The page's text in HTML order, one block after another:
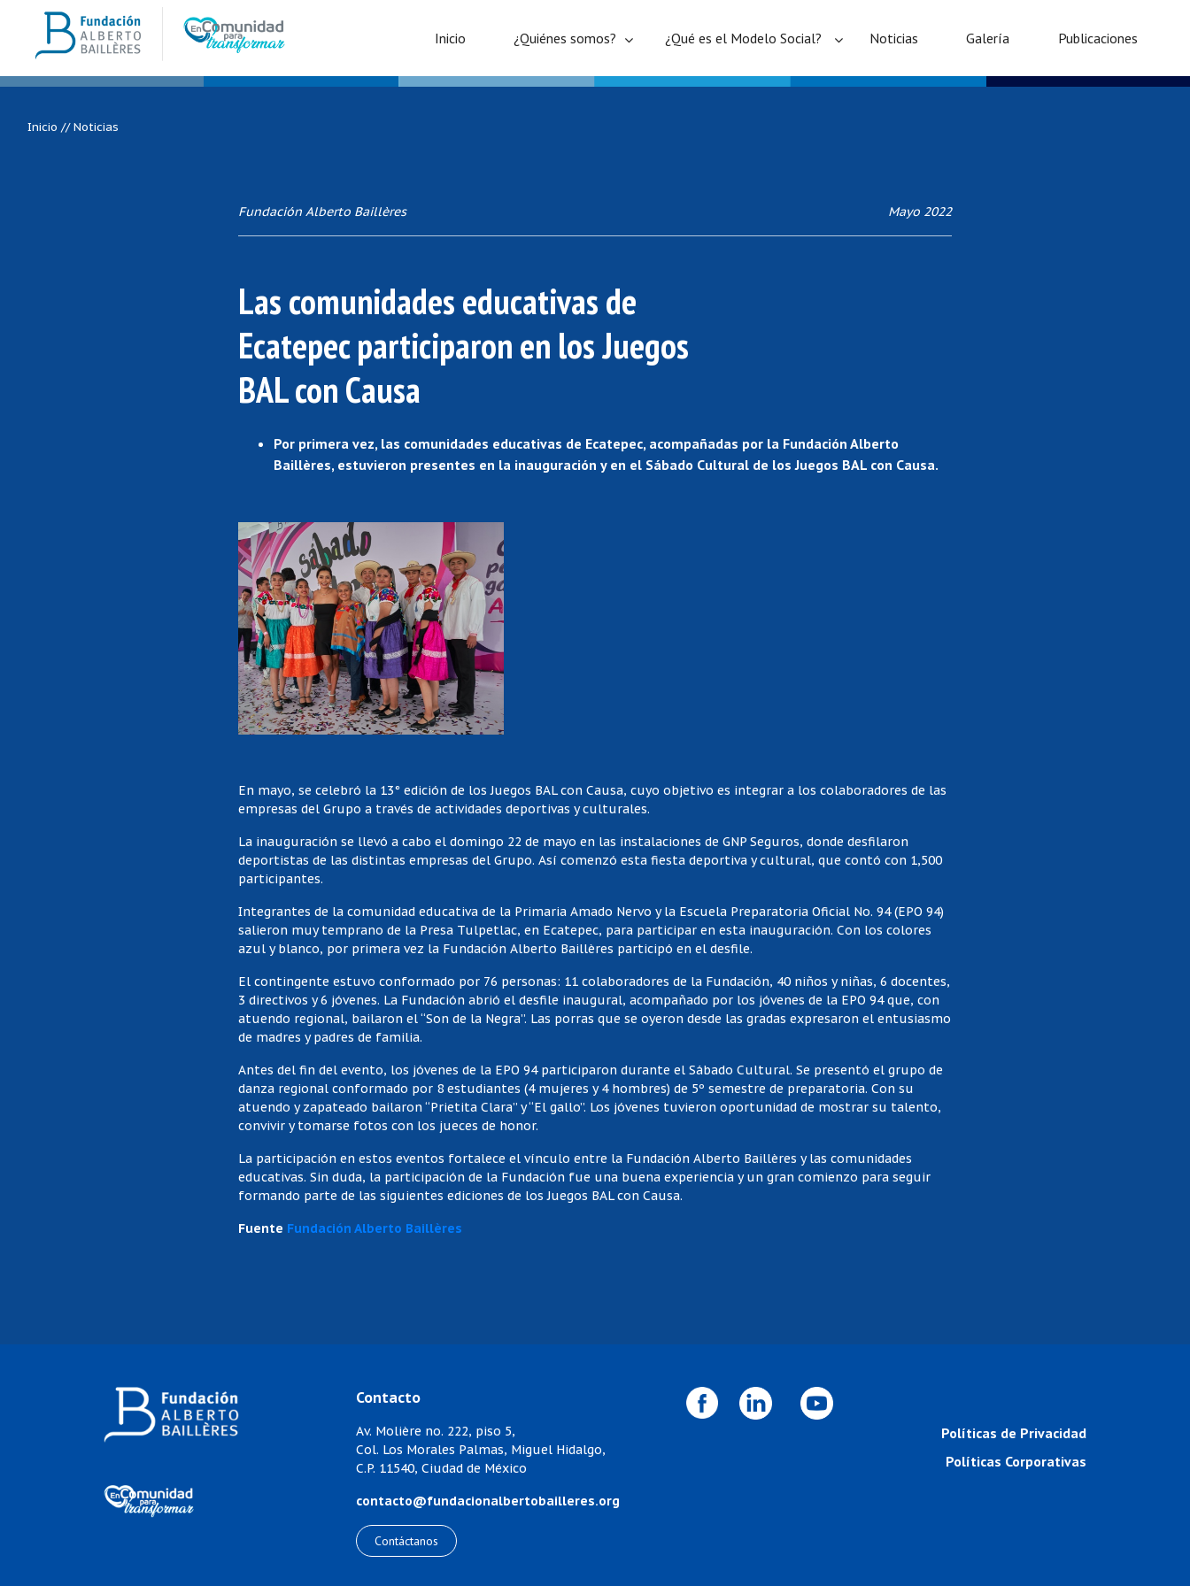
Inicio ¿Quiénes somos? ¿Qué es el Modelo Social? Noticias Galería Publicaciones
Inicio //Noticias
Fundación Alberto Baillères Mayo 2022
Las comunidades educativas de
Ecatepec participaron en los Juegos
BAL con Causa
Por primera vez, las comunidades educativas de Ecatepec, acompañadas por la Fundación Alberto
Baillères, estuvieron presentes en la inauguración y en el Sábado Cultural de los Juegos BAL con Causa.
En mayo, se celebró la 13° edición de los Juegos BAL con Causa, cuyo objetivo es integrar a los colaboradores de las
empresas del Grupo a través de actividades deportivas y culturales.
La inauguración se llevó a cabo el domingo 22 de mayo en las instalaciones de GNP Seguros, donde desfilaron
deportistas de las distintas empresas del Grupo. Así comenzó esta fiesta deportiva y cultural, que contó con 1,500
participantes.
Integrantes de la comunidad educativa de la Primaria Amado Nervo y la Escuela Preparatoria Oficial No. 94 (EPO 94)
salieron muy temprano de la Presa Tulpetlac, en Ecatepec, para participar en esta inauguración. Con los colores
azul y blanco, por primera vez la Fundación Alberto Baillères participó en el desfile.
El contingente estuvo conformado por 76 personas: 11 colaboradores de la Fundación, 40 niños y niñas, 6 docentes,
3 directivos y 6 jóvenes. La Fundación abrió el desfile inaugural, acompañado por los jóvenes de la EPO 94 que, con
atuendo regional, bailaron el “Son de la Negra”. Las porras que se oyeron desde las gradas expresaron el entusiasmo
de madres y padres de familia.
Antes del fin del evento, los jóvenes de la EPO 94 participaron durante el Sábado Cultural. Se presentó el grupo de
danza regional conformado por 8 estudiantes (4 mujeres y 4 hombres) de 5º semestre de preparatoria. Con su
atuendo y zapateado bailaron “Prietita Clara” y “El gallo”. Los jóvenes tuvieron oportunidad de mostrar su talento,
convivir y tomarse fotos con los jueces de honor.
La participación en estos eventos fortalece el vínculo entre la Fundación Alberto Baillères y las comunidades
educativas. Sin duda, la participación de la Fundación fue una buena experiencia y un gran comienzo para seguir
formando parte de las siguientes ediciones de los Juegos BAL con Causa.
Fuente Fundación Alberto Baillères
Contacto
Av. Molière no. 222, piso 5,
Col. Los Morales Palmas, Miguel Hidalgo,
C.P. 11540, Ciudad de México
contacto@fundacionalbertobailleres.org
Contáctanos
Políticas de Privacidad
Políticas Corporativas